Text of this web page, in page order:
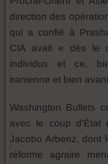
direction des
qui a confié à
CIA avait « dès le
individus et ce,
iranienne et bien
Washington Bullets
avec le coup
Jacobo Arbenz, dont
réforme agraire